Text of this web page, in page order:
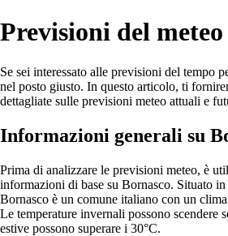
Previsioni del
Se sei interessato alle previsioni del tempo
nel posto giusto. In questo articolo, ti
dettagliate sulle previsioni meteo attuali e
Informazioni generali su
Prima di analizzare le previsioni meteo, è
informazioni di base su Bornasco. Situato
Bornasco è un comune italiano con un
Le temperature invernali possono scendere
estive possono superare i 30°C.